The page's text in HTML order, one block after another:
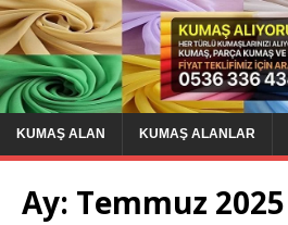
KUMAŞ ALAN KUMAŞ ALANLAR
Ay: Temmuz 2025